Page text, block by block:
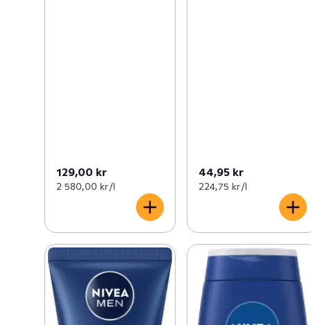
129,00 kr
2 580,00 kr /l
44,95 kr
224,75 kr /l